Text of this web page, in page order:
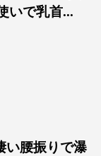
いで乳首...
い腰振りで瀑